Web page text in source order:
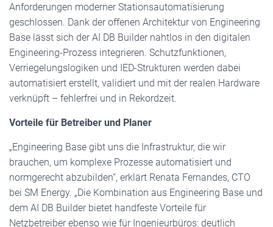
Anforderungen moderner Stationsautomatisierung
geschlossen. Dank der offenen Architektur von Engineering
Base lässt sich der AI DB Builder nahtlos in den digitalen
Engineering-Prozess integrieren. Schutzfunktionen,
Verriegelungslogiken und IED-Strukturen werden dabei
automatisiert erstellt, validiert und mit der realen Hardware
verknüpft – fehlerfrei und in Rekordzeit.
Vorteile für Betreiber und Planer
„Engineering Base gibt uns die Infrastruktur, die wir
brauchen, um komplexe Prozesse automatisiert und
normgerecht abzubilden“, erklärt Renata Fernandes, CTO
bei SM Energy. „Die Kombination aus Engineering Base und
dem AI DB Builder bietet handfeste Vorteile für
Netzbetreiber ebenso wie für Ingenieurbüros: deutlich